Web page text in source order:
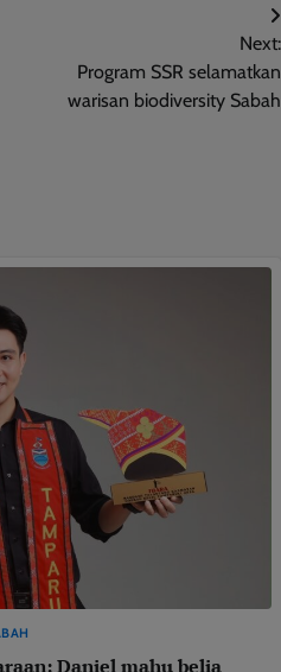
Next:
Program SSR selamatkan
warisan biodiversity Sabah
Daniel mahu belia